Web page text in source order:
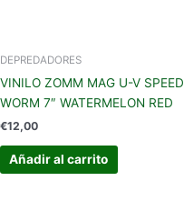
DEPREDADORES
VINILO ZOMM MAG U-V SPEED
WORM 7″ WATERMELON RED
€12,00
Añadir al carrito